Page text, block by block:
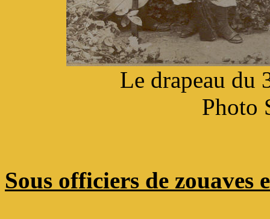
Le drapeau du
Photo
Sous officiers de zouaves